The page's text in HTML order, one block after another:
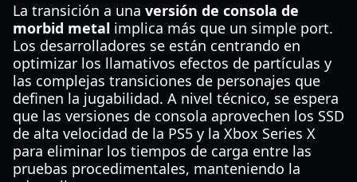
La transición a una versión de consola de
morbid metal implica más que un simple port.
Los desarrolladores se están centrando en
optimizar los llamativos efectos de partículas y
las complejas transiciones de personajes que
definen la jugabilidad. A nivel técnico, se espera
que las versiones de consola aprovechen los SSD
de alta velocidad de la PS5 y la Xbox Series X
para eliminar los tiempos de carga entre las
pruebas procedimentales, manteniendo la